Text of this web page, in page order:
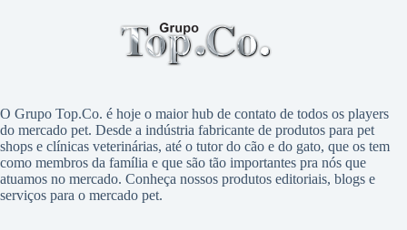
O Grupo Top.Co. é hoje o maior hub de contato de todos os players
do mercado pet. Desde a indústria fabricante de produtos para pet
shops e clínicas veterinárias, até o tutor do cão e do gato, que os tem
como membros da família e que são tão importantes pra nós que
atuamos no mercado. Conheça nossos produtos editoriais, blogs e
serviços para o mercado pet.